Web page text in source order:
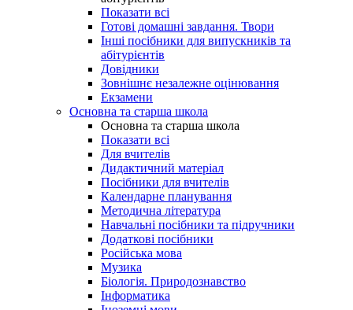
Показати всі
Готові домашні завдання. Твори
Інші посібники для випускників та
абітурієнтів
Довідники
Зовнішнє незалежне оцінювання
Екзамени
Основна та старша школа
Основна та старша школа
Показати всі
Для вчителів
Дидактичний матеріал
Посібники для вчителів
Календарне планування
Методична література
Навчальні посібники та підручники
Додаткові посібники
Російська мова
Музика
Біологія. Природознавство
Інформатика